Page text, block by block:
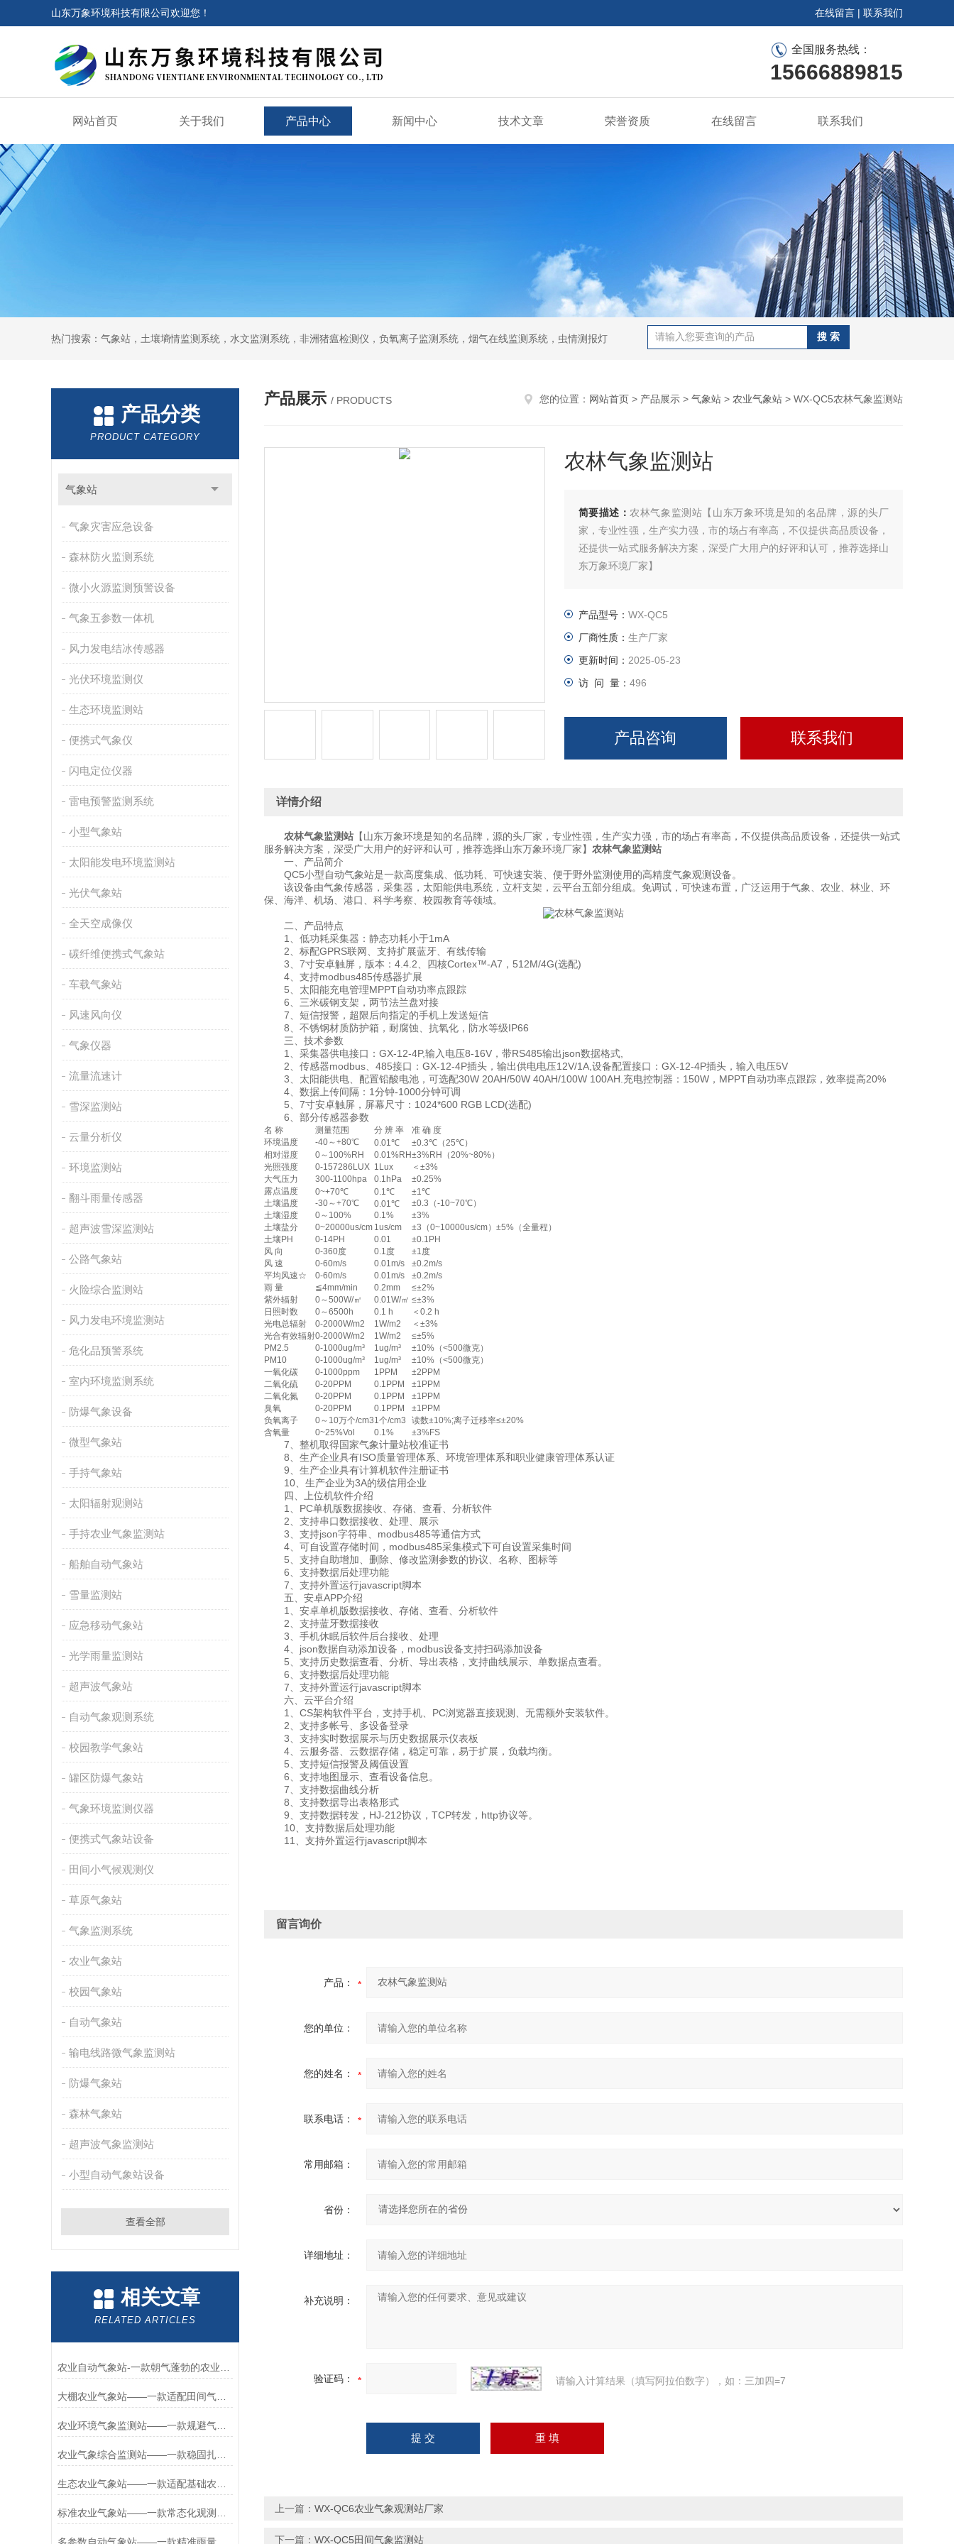
山东万象环境科技有限公司欢迎您！ 在线留言 | 联系我们
全国服务热线：
15666889815
网站首页 关于我们 产品中心 新闻中心 技术文章 荣誉资质 在线留言 联系我们
热门搜索：气象站，土壤墒情监测系统，水文监测系统，非洲猪瘟检测仪，负氧离子监测系统，烟气在线监测系统，虫情测报灯
产品分类
PRODUCT CATEGORY
气象站
气象灾害应急设备
森林防火监测系统
微小火源监测预警设备
气象五参数一体机
风力发电结冰传感器
光伏环境监测仪
生态环境监测站
便携式气象仪
闪电定位仪器
雷电预警监测系统
小型气象站
太阳能发电环境监测站
光伏气象站
全天空成像仪
碳纤维便携式气象站
车载气象站
风速风向仪
气象仪器
流量流速计
雪深监测站
云量分析仪
环境监测站
翻斗雨量传感器
超声波雪深监测站
公路气象站
火险综合监测站
风力发电环境监测站
危化品预警系统
室内环境监测系统
防爆气象设备
微型气象站
手持气象站
太阳辐射观测站
手持农业气象监测站
船舶自动气象站
雪量监测站
应急移动气象站
光学雨量监测站
超声波气象站
自动气象观测系统
校园教学气象站
罐区防爆气象站
气象环境监测仪器
便携式气象站设备
田间小气候观测仪
草原气象站
气象监测系统
农业气象站
校园气象站
自动气象站
输电线路微气象监测站
防爆气象站
森林气象站
超声波气象监测站
小型自动气象站设备
查看全部
相关文章
RELATED ARTICLES
大棚农业气象站——一款适配田间气候的无线农业气象站2026+派+送
农业环境气象监测站——一款规避气象灾害的科研用农业气象站2026+派+送
产品展示 / PRODUCTS 您的位置： 网站首页 > 产品展示 > 气象站 > 农业气象站 > WX-QC5农林气象监测站
农林气象监测站
简要描述： 农林气象监测站【山东万象环境是知的名品牌，源的头厂
家，专业性强，生产实力强，市的场占有率高，不仅提供高品质设备，
还提供一站式服务解决方案，深受广大用户的好评和认可，推荐选择山
东万象环境厂家】
产品型号： WX-QC5
厂商性质： 生产厂家
更新时间： 2025-05-23
访 问 量： 496
产品咨询 联系我们
详情介绍
农林气象监测站 【山东万象环境是知的名品牌，源的头厂家，专业性强，生产实力强，市的场占有率高，不仅提供高品质设备，还提供一站式
服务解决方案，深受广大用户的好评和认可，推荐选择山东万象环境厂家】 农林气象监测站
一、产品简介
QC5小型自动气象站是一款高度集成、低功耗、可快速安装、便于野外监测使用的高精度气象观测设备。
该设备由气象传感器，采集器，太阳能供电系统，立杆支架，云平台五部分组成。免调试，可快速布置，广泛运用于气象、农业、林业、环
保、海洋、机场、港口、科学考察、校园教育等领域。
二、产品特点
1、低功耗采集器：静态功耗小于1mA
2、标配GPRS联网、支持扩展蓝牙、有线传输
3、7寸安卓触屏，版本：4.4.2、四核Cortex™-A7，512M/4G(选配)
4、支持modbus485传感器扩展
5、太阳能充电管理MPPT自动功率点跟踪
6、三米碳钢支架，两节法兰盘对接
7、短信报警，超限后向指定的手机上发送短信
8、不锈钢材质防护箱，耐腐蚀、抗氧化，防水等级IP66
三、技术参数
1、采集器供电接口：GX-12-4P,输入电压8-16V，带RS485输出json数据格式,
2、传感器modbus、485接口：GX-12-4P插头，输出供电电压12V/1A,设备配置接口：GX-12-4P插头，输入电压5V
3、太阳能供电、配置铅酸电池，可选配30W 20AH/50W 40AH/100W 100AH.充电控制器：150W，MPPT自动功率点跟踪，效率提高20%
4、数据上传间隔：1分钟-1000分钟可调
5、7寸安卓触屏，屏幕尺寸：1024*600 RGB LCD(选配)
6、部分传感器参数
名 称 测量范围 分 辨 率
准 确 度
环境温度
-40～+80℃ 0.01℃
±0.3℃（25℃）
相对湿度
0～100%RH 0.01%RH±3%RH（20%~80%）
光照强度
0-157286LUX 1Lux
＜±3%
大气压力
300-1100hpa 0.1hPa
±0.25%
露点温度
0~+70℃ 0.1℃
±1℃
土壤温度
-30～+70℃ 0.01℃
±0.3（-10~70℃）
土壤湿度
0～100% 0.1%
±3%
土壤盐分
0~20000us/cm 1us/cm
±3（0~10000us/cm）±5%（全量程）
土壤PH
0-14PH 0.01
±0.1PH
风 向
0-360度 0.1度
±1度
风 速
0-60m/s 0.01m/s
±0.2m/s
平均风速☆
0-60m/s 0.01m/s
±0.2m/s
雨 量
≦4mm/min 0.2mm
≤±2%
紫外辐射
0～500W/㎡ 0.01W/㎡ ≤±3%
日照时数
0～6500h 0.1 h
＜0.2 h
光电总辐射
0-2000W/m2 1W/m2
＜±3%
光合有效辐射0-2000W/m2 1W/m2
≤±5%
PM2.5
0-1000ug/m³ 1ug/m³
±10%（<500微克）
PM10
0-1000ug/m³ 1ug/m³
±10%（<500微克）
一氧化碳
0-1000ppm 1PPM
±2PPM
二氧化硫
0-20PPM 0.1PPM
±1PPM
二氧化氮
0-20PPM 0.1PPM
±1PPM
臭氧
0-20PPM 0.1PPM
±1PPM
负氧离子
0～10万个/cm31个/cm3
读数±10%;离子迁移率≤±20%
含氧量
0~25%Vol 0.1% ±3%FS
7、整机取得国家气象计量站校准证书
8、生产企业具有ISO质量管理体系、环境管理体系和职业健康管理体系认证
9、生产企业具有计算机软件注册证书
10、生产企业为3A的级信用企业
四、上位机软件介绍
1、PC单机版数据接收、存储、查看、分析软件
2、支持串口数据接收、处理、展示
3、支持json字符串、modbus485等通信方式
4、可自设置存储时间，modbus485采集模式下可自设置采集时间
5、支持自助增加、删除、修改监测参数的协议、名称、图标等
6、支持数据后处理功能
7、支持外置运行javascript脚本
五、安卓APP介绍
1、安卓单机版数据接收、存储、查看、分析软件
2、支持蓝牙数据接收
3、手机休眠后软件后台接收、处理
4、json数据自动添加设备，modbus设备支持扫码添加设备
5、支持历史数据查看、分析、导出表格，支持曲线展示、单数据点查看。
6、支持数据后处理功能
7、支持外置运行javascript脚本
六、云平台介绍
1、CS架构软件平台，支持手机、PC浏览器直接观测、无需额外安装软件。
2、支持多帐号、多设备登录
3、支持实时数据展示与历史数据展示仪表板
4、云服务器、云数据存储，稳定可靠，易于扩展，负载均衡。
5、支持短信报警及阈值设置
6、支持地图显示、查看设备信息。
7、支持数据曲线分析
8、支持数据导出表格形式
9、支持数据转发，HJ-212协议，TCP转发，http协议等。
10、支持数据后处理功能
11、支持外置运行javascript脚本
留言询价
产品：
您的单位：
您的姓名：
联系电话：
常用邮箱：
省份：
详细地址：
补充说明：
验证码： 请输入计算结果（填写阿拉伯数字），如：三加四=7
上一篇： WX-QC6农业气象观测站厂家
下一篇： WX-QC5田间气象监测站